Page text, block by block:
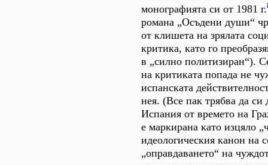
монографията си от 1981 г.
романа „Осъдени души“
от клишета на зрялата
критика, като го
в „силно политизиран“).
на критиката попада не
испанската
нея. (Все пак трябва да си
Испания от времето на
е маркирана като изцяло
идеологическия канон на
„оправдаването“ на